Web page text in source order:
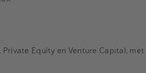
Equity en Venture Capital, met